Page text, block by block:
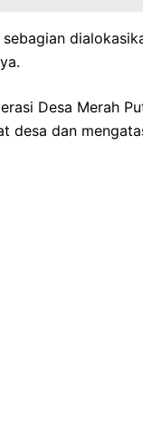
Desa Merah
desa dan